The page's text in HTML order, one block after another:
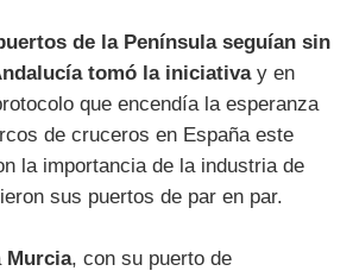
de la Península seguían sin
tomó la iniciativa y en
que encendía la esperanza
de cruceros en España este
la importancia de la industria de
sus puertos de par en par.
Murcia, con su puerto de